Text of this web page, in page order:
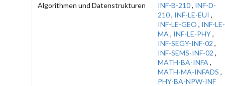
Algorithmen und Datenstrukturen INF-B-210, INF-D-
210, INF-LE-EUI ,
INF-LE-GEO , INF-LE-
MA , INF-LE-PHY,
INF-SEGY-INF-02 ,
INF-SEMS-INF-02 ,
MATH-BA-INFA ,
MATH-MA-INFADS ,
PHY-BA-NPW-INF